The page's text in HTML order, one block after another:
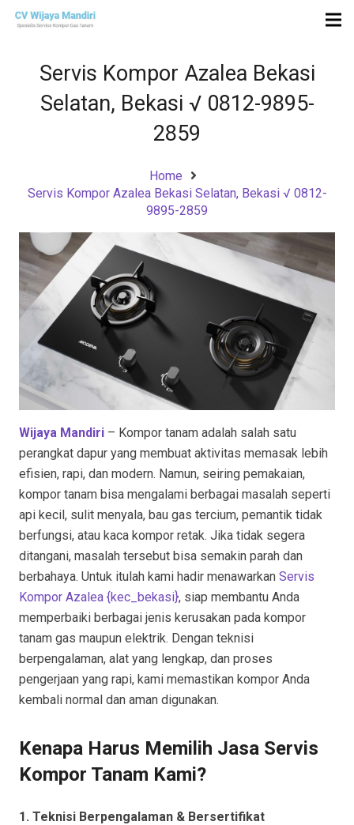
Servis Kompor Azalea Bekasi
Selatan, Bekasi √ 0812-9895-
2859
Home
Servis Kompor Azalea Bekasi Selatan, Bekasi √ 0812-
9895-2859
Wijaya Mandiri – Kompor tanam adalah salah satu
perangkat dapur yang membuat aktivitas memasak lebih
efisien, rapi, dan modern. Namun, seiring pemakaian,
kompor tanam bisa mengalami berbagai masalah seperti
api kecil, sulit menyala, bau gas tercium, pemantik tidak
berfungsi, atau kaca kompor retak. Jika tidak segera
ditangani, masalah tersebut bisa semakin parah dan
berbahaya. Untuk itulah kami hadir menawarkan Servis
Kompor Azalea {kec_bekasi}, siap membantu Anda
memperbaiki berbagai jenis kerusakan pada kompor
tanam gas maupun elektrik. Dengan teknisi
berpengalaman, alat yang lengkap, dan proses
pengerjaan yang rapi, kami memastikan kompor Anda
kembali normal dan aman digunakan.
Kenapa Harus Memilih Jasa Servis
Kompor Tanam Kami?
1. Teknisi Berpengalaman & Bersertifikat